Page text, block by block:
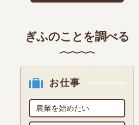
ぎふのことを調べる
お仕事
農業を始めたい